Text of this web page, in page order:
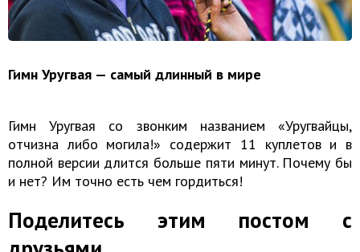
Гимн Уругвая — самый длинный в мире
Гимн Уругвая со звонким названием «Уругвайцы,
отчизна либо могила!» содержит 11 куплетов и в
полной версии длится больше пяти минут. Почему бы
и нет? Им точно есть чем гордиться!
Поделитесь этим постом с